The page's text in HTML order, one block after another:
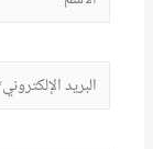
البريد